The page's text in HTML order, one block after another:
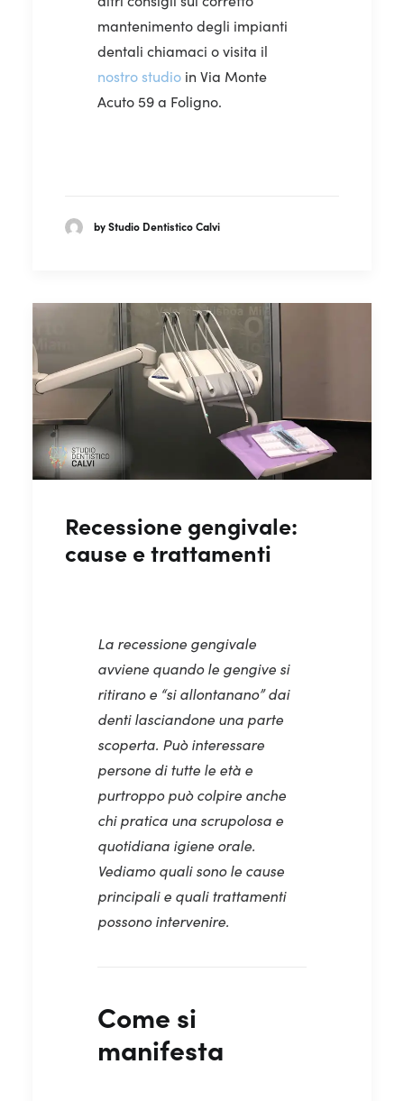
mantenimento degli impianti
dentali chiamaci o visita il
nostro studio in Via Monte
Acuto 59 a Foligno.
by Studio Dentistico Calvi
Recessione gengivale:
cause e trattamenti
La recessione gengivale
avviene quando le gengive si
ritirano e “si allontanano” dai
denti lasciandone una parte
scoperta. Può interessare
persone di tutte le età e
purtroppo può colpire anche
chi pratica una scrupolosa e
quotidiana igiene orale.
Vediamo quali sono le cause
principali e quali trattamenti
possono intervenire.
Come si
manifesta